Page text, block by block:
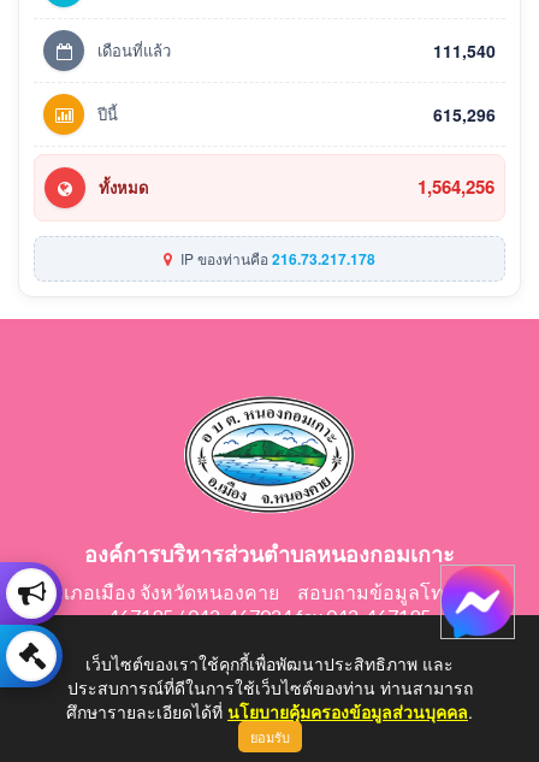
เดือนที่แล้ว 111,540
ปีนี้ 615,296
ทั้งหมด 1,564,256
IP ของท่านคือ216.73.217.178
องค์การบริหารส่วนตำบลหนองกอมเกาะ
อำเภอเมือง จังหวัดหนองคาย สอบถามข้อมูลโทร 042-
467195 / 042-467024 fax 042-467195
E-Mail: saraban@nongkomkor.go.th
เว็บไซต์ของเราใช้คุกกี้เพื่อพัฒนาประสิทธิภาพ และ
ประสบการณ์ที่ดีในการใช้เว็บไซต์ของท่าน ท่านสามารถ
ศึกษารายละเอียดได้ที่ นโยบายคุ้มครองข้อมูลส่วนบุคคล.
ยอมรับ